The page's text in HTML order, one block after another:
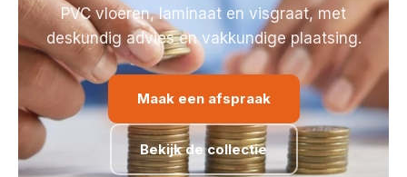
PVC vloeren, laminaat en visgraat, met
deskundig advies en vakkundige plaatsing.
Maak een afspraak
Bekijk de collectie